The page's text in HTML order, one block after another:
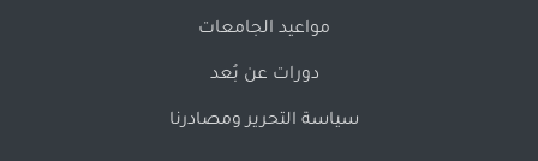
مواعيد الجامعات
دورات عن بُعد
سياسة التحرير ومصادرنا